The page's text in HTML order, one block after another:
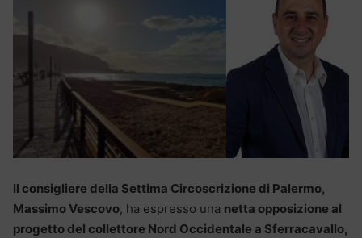
Il consigliere della Settima Circoscrizione di Palermo,
Massimo Vescovo, ha espresso una netta opposizione al
progetto del collettore Nord Occidentale a Sferracavallo,